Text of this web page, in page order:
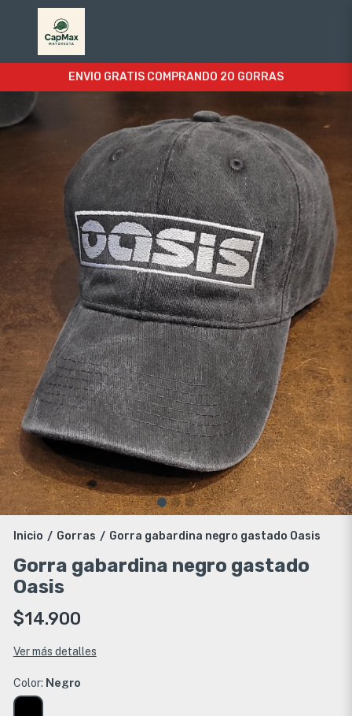
ENVIO GRATIS COMPRANDO 20 GORRAS
Inicio / Gorras / Gorra gabardina negro gastado Oasis
Gorra gabardina negro gastado
Oasis
$14.900
Ver más detalles
Color: Negro